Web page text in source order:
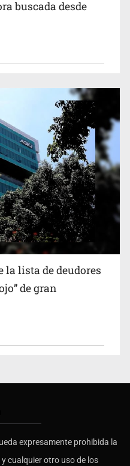
pareja y procesan a
buscada desde
la lista de deudores
de gran
expresamente prohibida la
cualquier otro uso de los